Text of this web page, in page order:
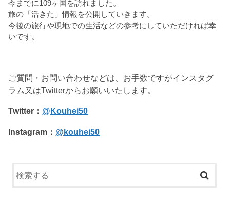
今までに109ヶ国を訪れました。
旅の「活きた」情報を公開していきます。
今後の旅行や現地での生活などの参考にしていただければ幸
いです。
ご質問・お問い合わせなどは、お手数ですがインスタグ
ラム又はTwitterからお願いいたします。
Twitter： @Kouhei50
Instagram： @kouhei50